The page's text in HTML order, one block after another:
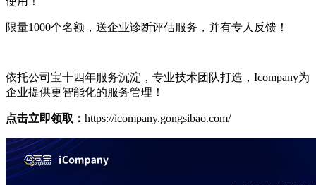
限量1000个名额，送企业诊断评估服务，并有专人反馈！
依托公司宝十四年服务沉淀，专业技术团队打造，Icompany为
企业提供更智能化的服务管理！
点击立即领取： https://icompany.gongsibao.com/